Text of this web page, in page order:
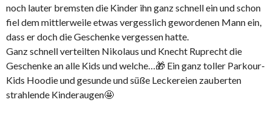
noch lauter bremsten die Kinder ihn ganz schnell ein und schon
fiel dem mittlerweile etwas vergesslich gewordenen Mann ein,
dass er doch die Geschenke vergessen hatte.
Ganz schnell verteilten Nikolaus und Knecht Ruprecht die
Geschenke an alle Kids und welche…🎁 Ein ganz toller Parkour-
Kids Hoodie und gesunde und süße Leckereien zauberten
strahlende Kinderaugen🤩